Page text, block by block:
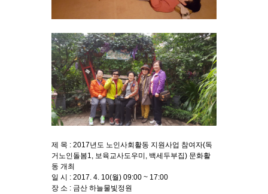
제 목 : 2017년도 노인사회활동 지원사업 참여자(독
거노인돌봄1, 보육교사도우미, 백세두부집) 문화활
동 개최
일 시 : 2017. 4. 10(월) 09:00 ~ 17:00
장 소 : 금산 하늘물빛정원